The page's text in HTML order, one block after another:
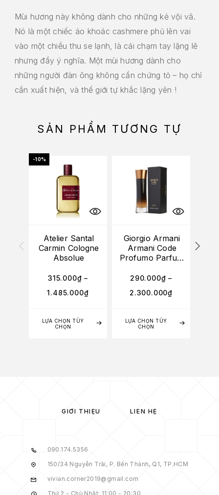
Mùi hương này không dành cho những kẻ vội vã.
Nó là một chiếc áo khoác cashmere phủ lên vai
vào một chiều thu se lạnh, là cái chạm tay lặng lẽ
nhưng đầy ý nghĩa. Một mùi hương dành cho
những người đàn ông không cần chứng tỏ – họ chỉ
cần xuất hiện, và thế giới tự khắc lặng yên !
SẢN PHẨM TƯƠNG TỰ
-10%
LỰA CHỌN TÙY
CHỌN
Atelier Santal
Carmin Cologne
Absolue
315.000₫ –
1.485.000₫
LỰA CHỌN TÙY
CHỌN
Giorgio Armani
Armani Code
Profumo Parfum
290.000₫ –
2.300.000₫
GIỚI THIỆU LIÊN HỆ
090.174.5356
150/34 Nguyễn Trãi, P. Bến Thành, Q1, TP.HCM
vivian.corner2019@gmail.com
Thứ 2 - Chủ Nhật: 11:00 - 20:30